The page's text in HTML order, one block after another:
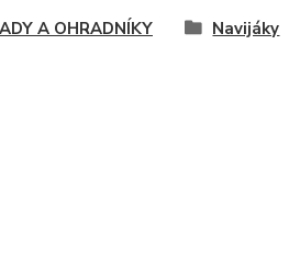
A OHRADNÍKY Navijáky